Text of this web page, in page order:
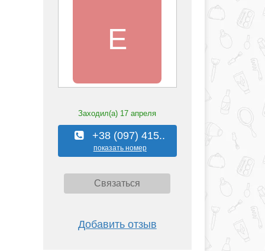
E
Заходил(а) 17 апреля
+38 (097) 415..
показать номер
Связаться
Добавить отзыв